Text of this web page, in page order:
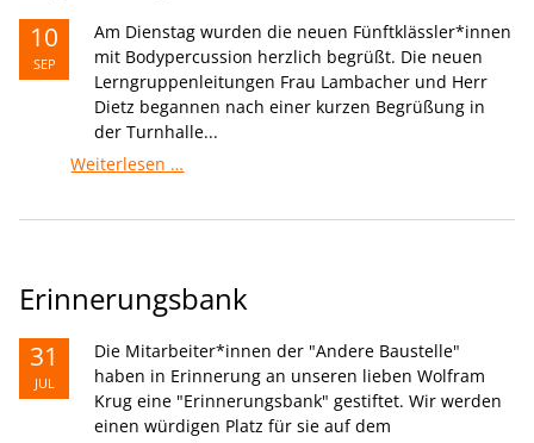
10
SEP
Am Dienstag wurden die neuen Fünftklässler*innen
mit Bodypercussion herzlich begrüßt. Die neuen
Lerngruppenleitungen Frau Lambacher und Herr
Dietz begannen nach einer kurzen Begrüßung in
der Turnhalle...
Weiterlesen …
Erinnerungsbank
31
JUL
Die Mitarbeiter*innen der "Andere Baustelle"
haben in Erinnerung an unseren lieben Wolfram
Krug eine "Erinnerungsbank" gestiftet. Wir werden
einen würdigen Platz für sie auf dem